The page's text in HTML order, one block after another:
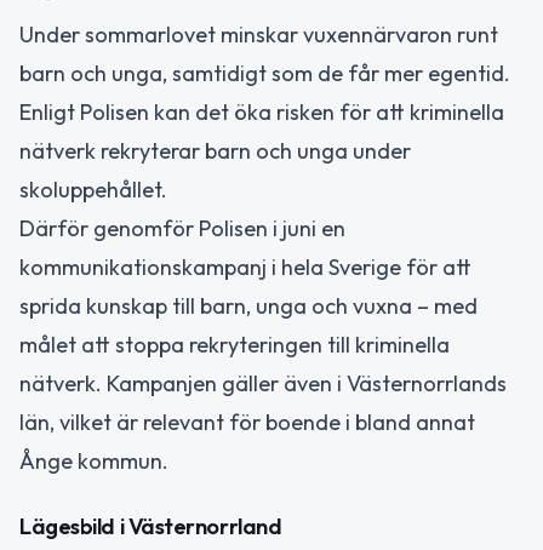
Under sommarlovet minskar vuxennärvaron runt
barn och unga, samtidigt som de får mer egentid.
Enligt Polisen kan det öka risken för att kriminella
nätverk rekryterar barn och unga under
skoluppehållet.
Därför genomför Polisen i juni en
kommunikationskampanj i hela Sverige för att
sprida kunskap till barn, unga och vuxna – med
målet att stoppa rekryteringen till kriminella
nätverk. Kampanjen gäller även i Västernorrlands
län, vilket är relevant för boende i bland annat
Ånge kommun.
Lägesbild i Västernorrland